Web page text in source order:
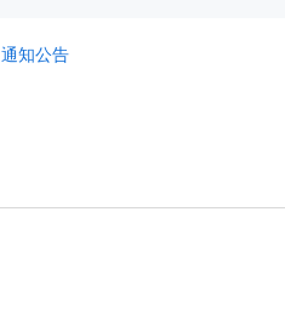
通知公告